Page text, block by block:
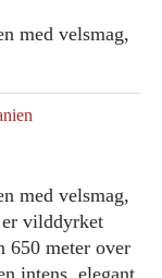
med velsmag,
med velsmag,
vilddyrket
650 meter over